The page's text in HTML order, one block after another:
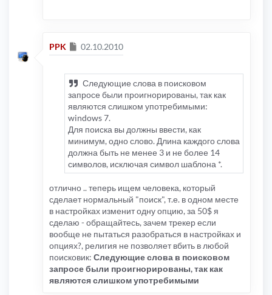
PPK Сообщение
02.10.2010
Следующие слова в поисковом
запросе были проигнорированы, так как
являются слишком употребимыми:
windows 7.
Для поиска вы должны ввести, как
минимум, одно слово. Длина каждого слова
должна быть не менее 3 и не более 14
символов, исключая символ шаблона *.
отлично .. теперь ищем человека, который
сделает нормальный "поиск", т.е. в одном месте
в настройках изменит одну опцию, за 50$ я
сделаю - обращайтесь, зачем трекер если
вообще не пытаться разобраться в настройках и
опциях?, религия не позволяет вбить в любой
поисковик: Следующие слова в поисковом
запросе были проигнорированы, так как
являются слишком употребимыми